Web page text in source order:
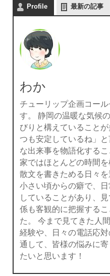
Profile 最新の記事
わか
チューリップ企画コー
す。 静岡の温暖な気候
びりと構えていること
つも安定しているね」
な出来事を物語化する
家ではほとんどの時間
散文を書きためる日々
小さい頃からの癖で、
していることがあり、
係も客観的に把握する
た。 今まで見てきた人
経験や、日々の電話応
通して、皆様の悩みに
たいと思います！